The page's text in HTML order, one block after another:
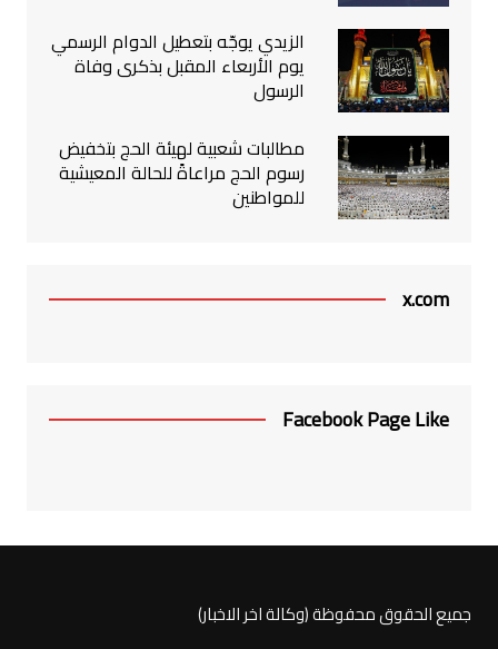
الزيدي يوجّه بتعطيل الدوام الرسمي
يوم الأربعاء المقبل بذكرى وفاة
الرسول
مطالبات شعبية لهيئة الحج بتخفيض
رسوم الحج مراعاةً للحالة المعيشية
للمواطنين
x.com
Facebook Page Like
جميع الحقوق محفوظة (وكالة اخر الاخبار)